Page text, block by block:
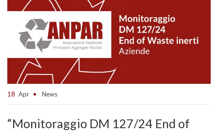
18 Apr News
“Monitoraggio DM 127/24 End of